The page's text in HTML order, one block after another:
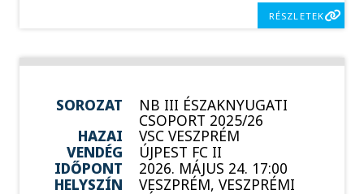
RÉSZLETEK
SOROZAT NB III ÉSZAKNYUGATI
CSOPORT 2025/26
HAZAI
VSC VESZPRÉM
VENDÉG
ÚJPEST FC II
IDŐPONT
2026. MÁJUS 24. 17:00
HELYSZÍN
VESZPRÉM, VESZPRÉMI